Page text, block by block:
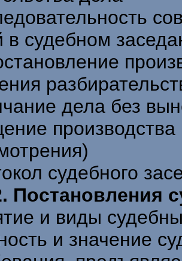
в судебном
дела без
судебного
Постановления
и виды
и значение